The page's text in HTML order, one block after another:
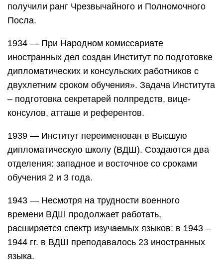
получили ранг Чрезвычайного и Полномочного
Посла.
1934 — При Народном комиссариате
иностранных дел создан Институт по подготовке
дипломатических и консульских работников с
двухлетним сроком обучения». Задача Института
– подготовка секретарей полпредств, вице-
консулов, атташе и референтов.
1939 — Институт переименован в Высшую
дипломатическую школу (ВДШ). Создаются два
отделения: западное и восточное со сроками
обучения 2 и 3 года.
1943 — Несмотря на трудности военного
времени ВДШ продолжает работать,
расширяется спектр изучаемых языков: в 1943 –
1944 гг. в ВДШ преподавалось 23 иностранных
языка.